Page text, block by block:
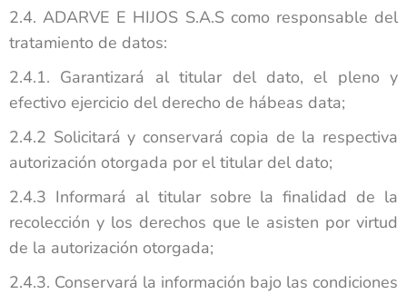
2.4. ADARVE E HIJOS S.A.S como responsable del
tratamiento de datos:
2.4.1. Garantizará al titular del dato, el pleno y
efectivo ejercicio del derecho de hábeas data;
2.4.2 Solicitará y conservará copia de la respectiva
autorización otorgada por el titular del dato;
2.4.3 Informará al titular sobre la finalidad de la
recolección y los derechos que le asisten por virtud
de la autorización otorgada;
2.4.3. Conservará la información bajo las condiciones